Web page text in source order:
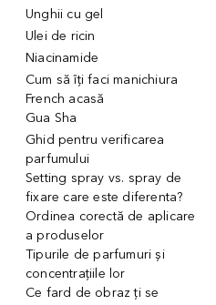
Unghii cu gel
Ulei de ricin
Niacinamide
Cum să îți faci manichiura
French acasă
Gua Sha
Ghid pentru verificarea
parfumului
Setting spray vs. spray de
fixare care este diferenta?
Ordinea corectă de aplicare
a produselor
Tipurile de parfumuri și
concentrațiile lor
Ce fard de obraz ți se